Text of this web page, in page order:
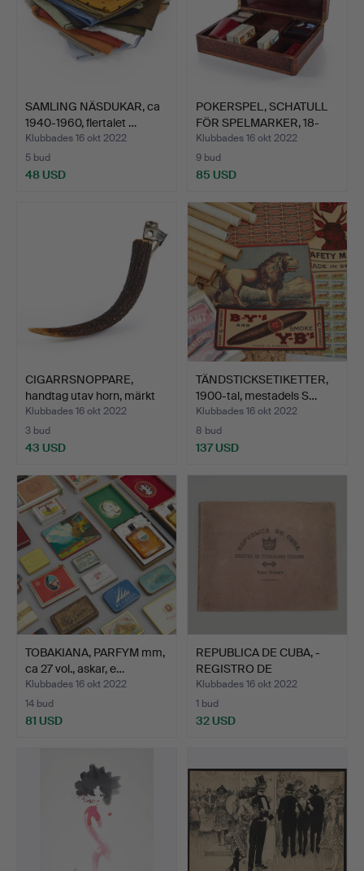
SAMLING NÄSDUKAR, ca
1940-1960, flertalet …
Klubbades 16 okt 2022
5 bud
48 USD
POKERSPEL, SCHATULL
FÖR SPELMARKER, 18-
190…
Klubbades 16 okt 2022
9 bud
85 USD
CIGARRSNOPPARE,
handtag utav horn, märkt
"…
Klubbades 16 okt 2022
3 bud
43 USD
TÄNDSTICKSETIKETTER,
1900-tal, mestadels S…
Klubbades 16 okt 2022
8 bud
137 USD
TOBAKIANA, PARFYM mm,
ca 27 vol., askar, e…
Klubbades 16 okt 2022
14 bud
81 USD
REPUBLICA DE CUBA, -
REGISTRO DE
CUIDADANO…
Klubbades 16 okt 2022
1 bud
32 USD